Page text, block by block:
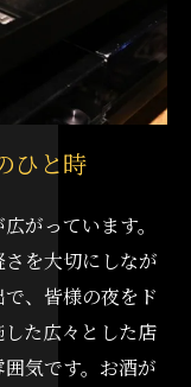
ひと時
がっています。
を大切にしなが
、皆様の夜をド
た広々とした店
気です。お酒が